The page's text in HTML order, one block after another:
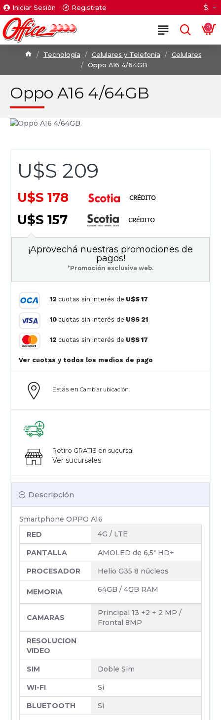
Iniciar Sesión Registrate $
0
Tecnología Celulares y Telefonía
Celulares
Oppo A16 4/64GB
Oppo A16 4/64GB
U$S 209
U$S 178
U$S 157
Descripción
Smartphone OPPO A16
RED
4G / LTE
PANTALLA AMOLED de 6,5" HD+
PROCESADOR Helio G35 8 núcleos
MEMORIA 64GB / 4GB RAM
CAMARAS
Principal 13 +2 + 2 MP /
Frontal 8MP
RESOLUCION
VIDEO
SIM Doble Sim
WI-FI Si
BLUETOOTH Si
Estás en Cambiar ubicación
Retiro GRATIS en sucursal
Ver sucursales
¡Aprovechá nuestras promociones de
pagos!
*Promoción exclusiva web.
12 cuotas sin interés de U$S 17
10 cuotas sin interés de U$S 21
12 cuotas sin interés de U$S 17
Ver cuotas y todos los medios de pago